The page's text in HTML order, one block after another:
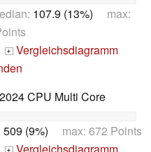
107.9 (13%) max:
+ Vergleichsdiagramm
CPU Multi Core
509 (9%) max: 672 Points
+ Vergleichsdiagramm